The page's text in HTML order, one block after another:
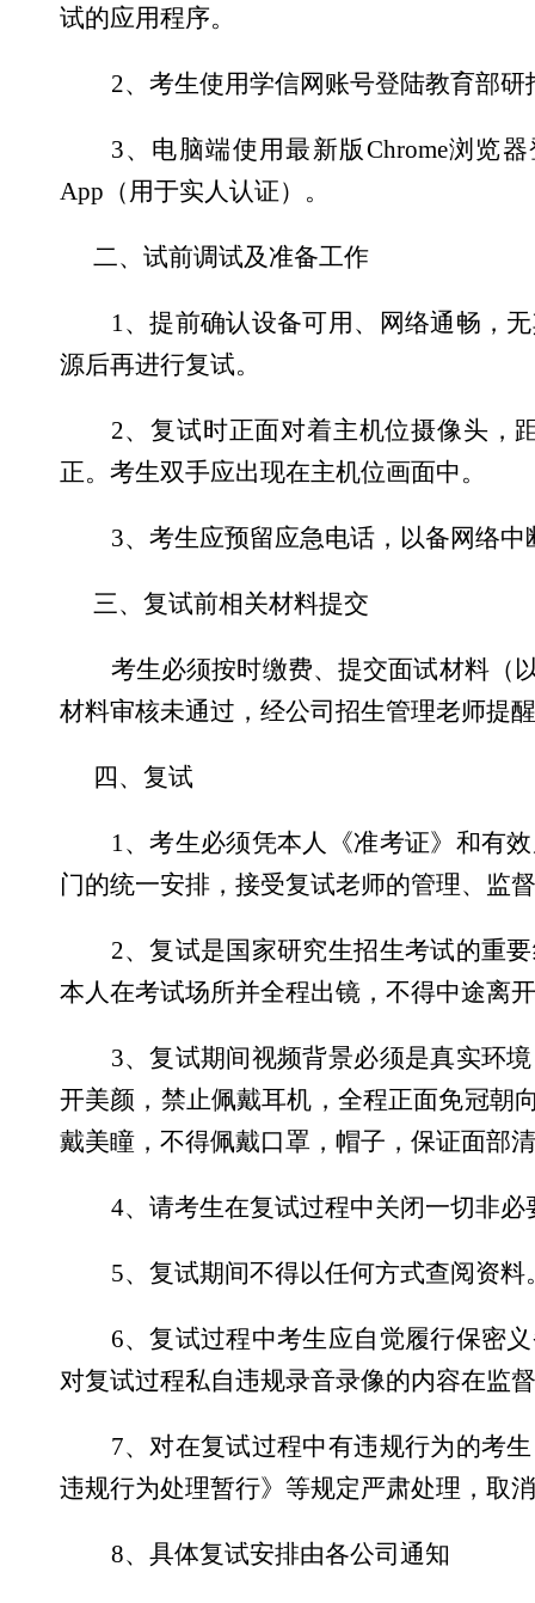
试的应用程序。
2、考生使用学信网账号登陆教育部研
3、电脑端使用最新版Chrome浏览器
App （用于实人认证）。
二、试前调试及准备工作
1、提前确认设备可用、网络通畅，
源后再进行复试。
2、复试时正面对着主机位摄像头，
正。考生双手应出现在主机位画面中。
3、考生应预留应急电话，以备网络
三、复试前相关材料提交
考生必须按时缴费、提交面试材料（
材料审核未通过，经公司招生管理老师提
四、复试
1、考生必须凭本人《准考证》和有
门的统一安排，接受复试老师的管理、监
2、复试是国家研究生招生考试的重
本人在考试场所并全程出镜，不得中途离
3、复试期间视频背景必须是真实环
开美颜，禁止佩戴耳机，全程正面免冠朝
戴美瞳，不得佩戴口罩，帽子，保证面部
4、请考生在复试过程中关闭一切非
5、复试期间不得以任何方式查阅资
6、复试过程中考生应自觉履行保密
对复试过程私自违规录音录像的内容在监
7、对在复试过程中有违规行为的考
违规行为处理暂行》等规定严肃处理，取
8、具体复试安排由各公司通知